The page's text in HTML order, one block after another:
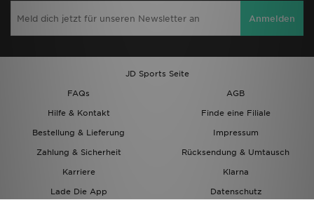
Anmelden
JD Sports Seite
FAQs
AGB
Hilfe & Kontakt
Finde eine Filiale
Bestellung & Lieferung
Impressum
Zahlung & Sicherheit
Rücksendung & Umtausch
Karriere
Klarna
Lade Die App
Datenschutz